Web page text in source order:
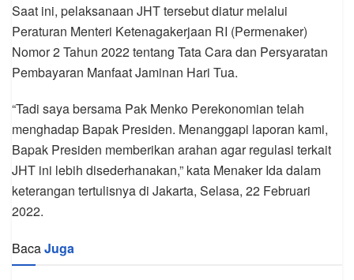
Saat ini, pelaksanaan JHT tersebut diatur melalui
Peraturan Menteri Ketenagakerjaan RI (Permenaker)
Nomor 2 Tahun 2022 tentang Tata Cara dan Persyaratan
Pembayaran Manfaat Jaminan Hari Tua.
“Tadi saya bersama Pak Menko Perekonomian telah
menghadap Bapak Presiden. Menanggapi laporan kami,
Bapak Presiden memberikan arahan agar regulasi terkait
JHT ini lebih disederhanakan,” kata Menaker Ida dalam
keterangan tertulisnya di Jakarta, Selasa, 22 Februari
2022.
BacaJuga